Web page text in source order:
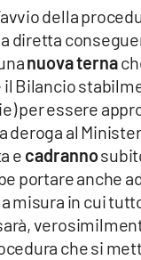
della
diretta
nuova terna
Bilancio
per essere
deroga al
e cadranno
portare anche
misura in cui
che si